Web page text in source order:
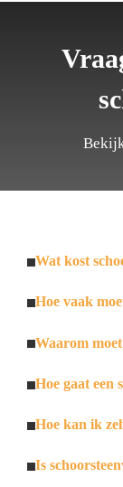
Wat kost
Hoe vaak
Waarom
Hoe gaat een
Hoe kan ik
Is